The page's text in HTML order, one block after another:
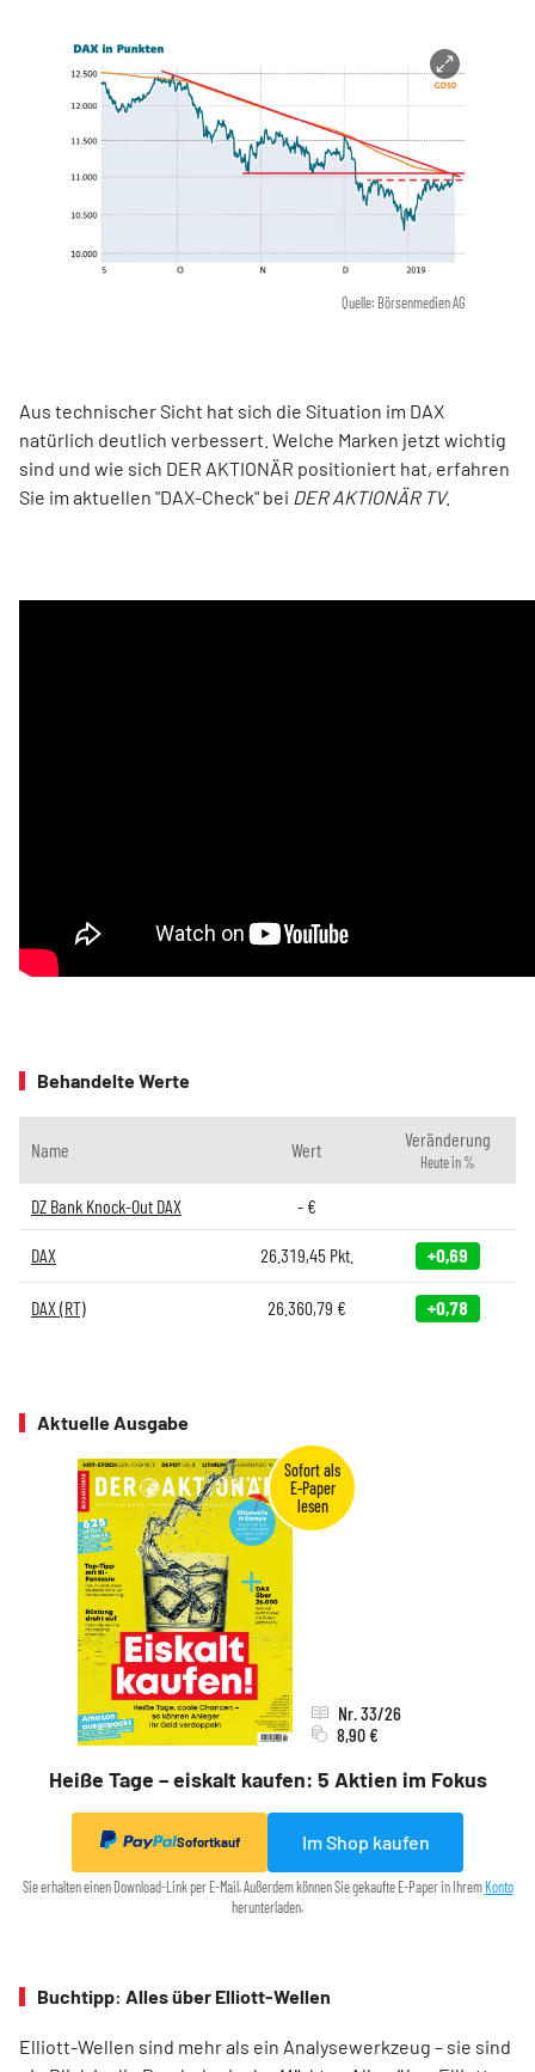
Quelle: Börsenmedien AG
Aus technischer Sicht hat sich die Situation im DAX
natürlich deutlich verbessert. Welche Marken jetzt wichtig
sind und wie sich DER AKTIONÄR positioniert hat, erfahren
Sie im aktuellen "DAX-Check" bei DER AKTIONÄR TV.
Behandelte Werte
Name Wert Veränderung
Heute in %
DZ Bank Knock-Out DAX -€
DAX 26.319,45Pkt. +0,69
DAX (RT) 26.360,79 € +0,78
Aktuelle Ausgabe
Heiße Tage – eiskalt kaufen: 5 Aktien im Fokus
Nr. 33/26
8,90 €
Sofortkauf Im Shop kaufen
Sie erhalten einen Download-Link per E-Mail. Außerdem können Sie gekaufte E-Paper in Ihrem Konto
herunterladen.
Buchtipp: Alles über Elliott-Wellen
Elliott-Wellen sind mehr als ein Analysewerkzeug – sie sind